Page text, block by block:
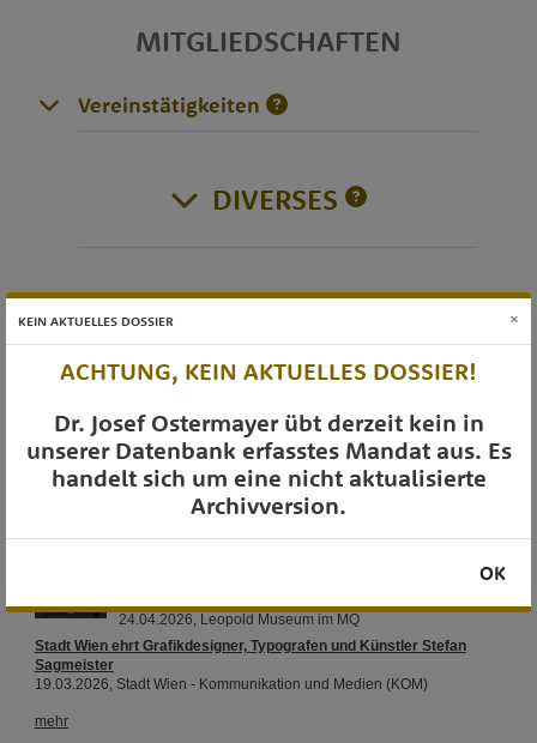
MITGLIEDSCHAFTEN
Vereinstätigkeiten
DIVERSES
OTS-AUSSENDUNGEN
KEIN AKTUELLES DOSSIER ×
ACHTUNG, KEIN AKTUELLES DOSSIER!
Dr. Josef Ostermayer übt derzeit kein in
unserer Datenbank erfasstes Mandat aus. Es
handelt sich um eine nicht aktualisierte
Archivversion.
OK